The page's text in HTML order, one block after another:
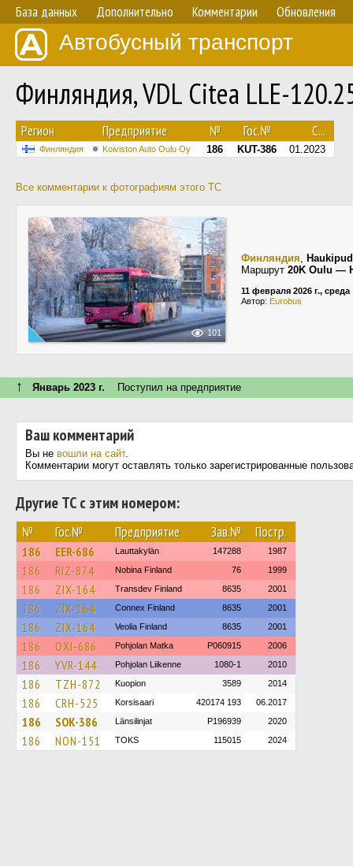
База данных Дополнительно Комментарии Обновления
Автобусный транспорт
Финляндия, VDL Citea LLE-
Регион Предприятие № Гос.№ С...
Финляндия Koiviston Auto Oulu Oy 186 KUT-386 01.2023
Все комментарии к фотографиям этого ТС
101
Финляндия,
Маршрут 20K Oulu —
11 февраля 2026 г., среда
Автор: Eurobus
↑ Январь 2023 г. Поступил на предприятие
Ваш комментарий
Вы не вошли на сайт.
Комментарии могут оставлять только зарегистрированные
Другие ТС с этим номером:
№ Гос.№ Предприятие Зав.№ Постр.
186 EER-686 Lauttakylän 147288 1987
186 RIZ-874 Nobina Finland 76 1999
186 ZIX-164 Transdev Finland 8635 2001
186 ZIX-164 Connex Finland 8635 2001
186 ZIX-164 Veolia Finland 8635 2001
186 OXI-686 Pohjolan Matka P060915 2006
186 YVR-144 Pohjolan Liikenne 1080-1 2010
186 TZH-872 Kuopion 3589 2014
186 CRH-525 Korsisaari 420174 193 06.2017
186 SOK-386 Länsilinjat P196939 2020
186 NON-151 TOKS 115015 2024